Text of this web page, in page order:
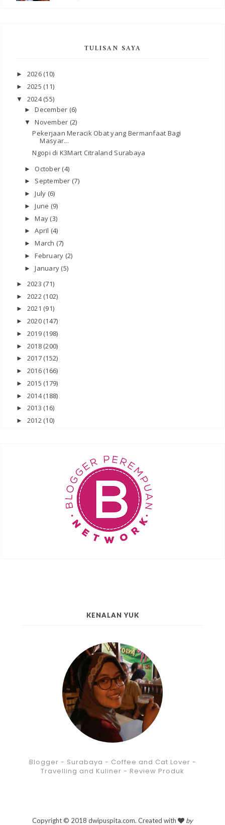
TULISAN SAYA
► 2026 (10)
► 2025 (11)
▼ 2024(55)
►December (6)
▼November (2)
Pekerjaan Meracik Obat yang Bermanfaat Bagi
Masyar...
Ngopi di K3Mart Citraland Surabaya
► October (4)
► September (7)
►July (6)
►June (9)
►May (3)
►April (4)
►March (7)
►February (2)
►January (5)
► 2023 (71)
► 2022 (102)
► 2021 (91)
► 2020 (147)
► 2019 (198)
► 2018 (200)
► 2017 (152)
► 2016 (166)
► 2015 (179)
► 2014(188)
► 2013 (16)
► 2012 (10)
KENALAN YUK
Blogger - Surabaya - Coffee and Cat Lover -
Travelling and Kuliner - Review Produk
Copyright © 2018 dwipuspita.com. Created with by